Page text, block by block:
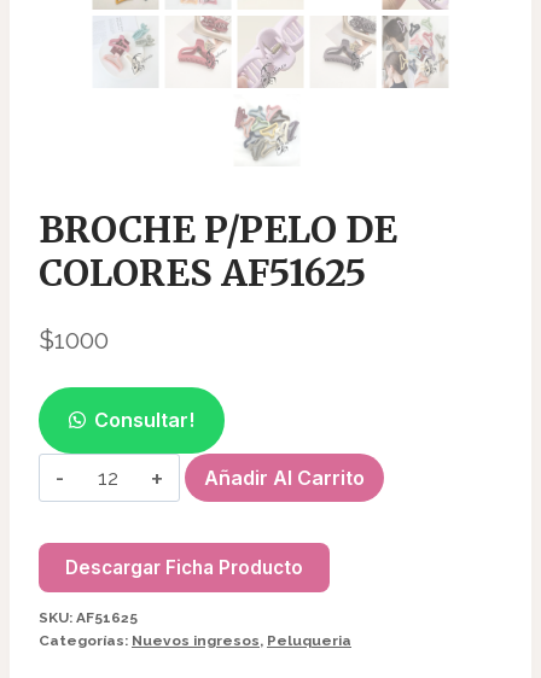
BROCHE P/PELO DE
COLORES AF51625
$1000
Consultar!
BROCHE
P/PELO
COLORES
AF51625
cantidad
Añadir Al Carrito
Descargar Ficha Producto
SKU: AF51625
Categorías: Nuevos ingresos, Peluqueria